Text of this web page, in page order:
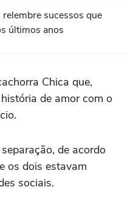
sucessos que
últimos anos
Chica que,
de amor com o
de acordo
os dois estavam
sociais.